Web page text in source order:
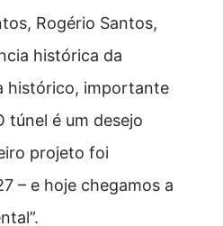
Rogério Santos,
histórica da
histórico, importante
túnel é um desejo
projeto foi
– e hoje chegamos a